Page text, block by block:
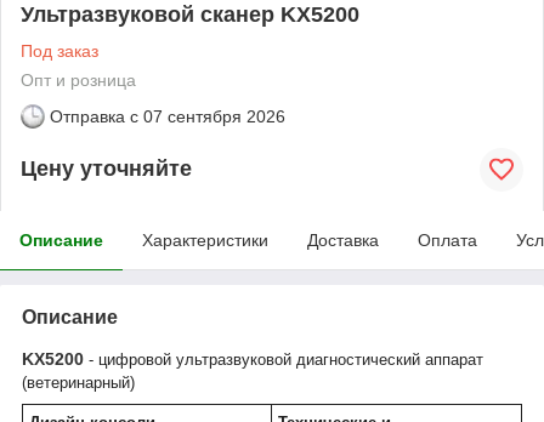
Ультразвуковой сканер KX5200
Под заказ
Опт и розница
Отправка с 07 сентября 2026
Цену уточняйте
Описание Характеристики Доставка Оплата
Описание
KX5200 - цифровой ультразвуковой диагностический аппарат
(ветеринарный)